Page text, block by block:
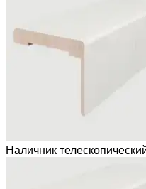
Наличник